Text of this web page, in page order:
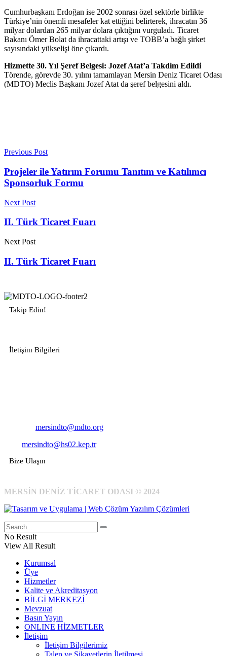
Cumhurbaşkanı Erdoğan ise 2002 sonrası özel sektörle birlikte
Türkiye’nin önemli mesafeler kat ettiğini belirterek, ihracatın 36
milyar dolardan 265 milyar dolara çıktığını vurguladı. Ticaret
Bakanı Ömer Bolat da ihracattaki artışı ve TOBB’a bağlı şirket
sayısındaki yükselişi öne çıkardı.
Hizmette 30. Yıl Şeref Belgesi: Jozef Atat’a Takdim Edildi
Törende, görevde 30. yılını tamamlayan Mersin Deniz Ticaret Odası
(MDTO) Meclis Başkanı Jozef Atat da şeref belgesini aldı.
Previous Post
Projeler ile Yatırım Forumu Tanıtım ve Katılımcı
Sponsorluk Formu
Next Post
II. Türk Ticaret Fuarı
Next Post
II. Türk Ticaret Fuarı
Takip Edin!
İletişim Bilgileri
mersindto@mdto.org
mersindto@hs02.kep.tr
Bize Ulaşın
MERSİN DENİZ TİCARET ODASI © 2024
No Result
View All Result
Kurumsal
Üye
Hizmetler
Kalite ve Akreditasyon
BİLGİ MERKEZİ
Mevzuat
Basın Yayın
ONLINE HİZMETLER
İletişim
İletişim Bilgilerimiz
Talep ve Şikayetlerin İletilmesi